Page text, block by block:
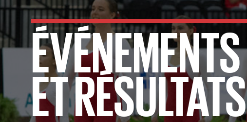
ÉVÉNEMENTS
ET RÉSULTATS